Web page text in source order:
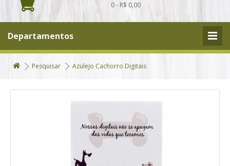
0 - R$ 0,00
Departamentos
Pesquisar Azulejo Cachorro Digitais